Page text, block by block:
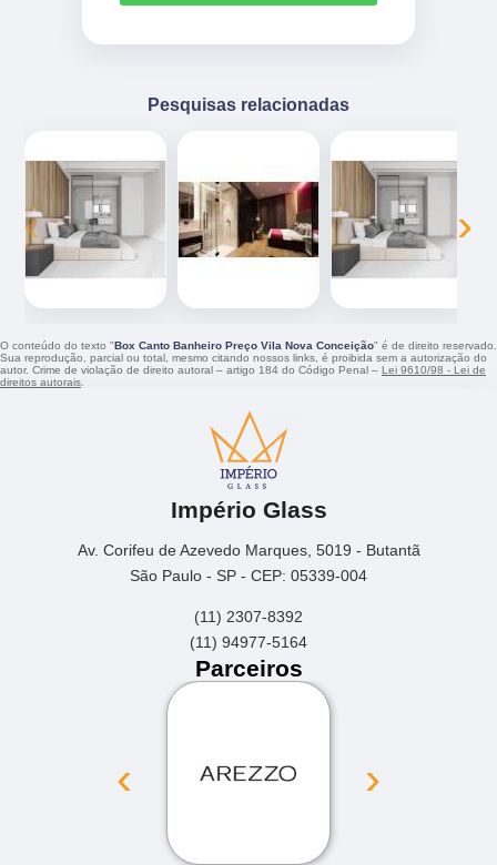
Pesquisas relacionadas
‹ ›
O conteúdo do texto "Box Canto Banheiro Preço Vila Nova Conceição" é de direito reservado.
Sua reprodução, parcial ou total, mesmo citando nossos links, é proibida sem a autorização do
autor. Crime de violação de direito autoral – artigo 184 do Código Penal – Lei 9610/98 - Lei de
direitos autorais
Império Glass
Av. Corifeu de Azevedo Marques, 5019 - Butantã
São Paulo - SP - CEP: 05339-004
(11) 2307-8392
(11) 94977-5164
Parceiros
‹ ›